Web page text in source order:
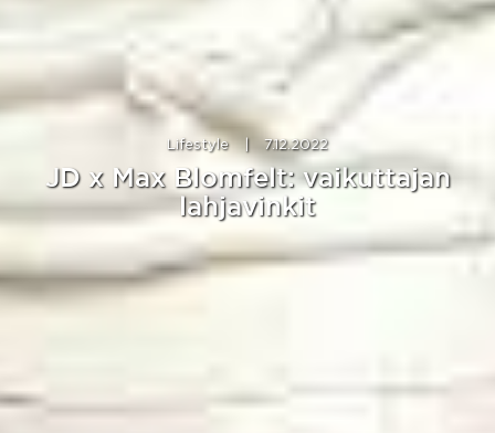
Lifestyle 7.12.2022
JD x Max Blomfelt: vaikuttajan
lahjavinkit